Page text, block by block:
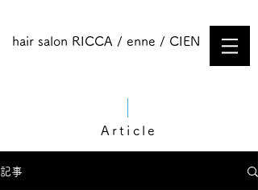
hair salon RICCA / enne / CIEN
Article
記事